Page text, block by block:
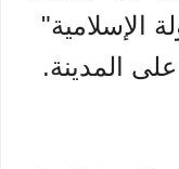
الإسلامية"
على المدينة.